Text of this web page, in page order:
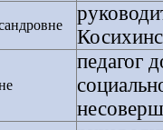
педагог